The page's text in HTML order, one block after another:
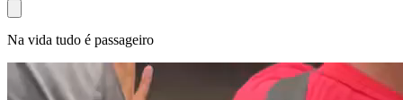
Na vida tudo é passageiro